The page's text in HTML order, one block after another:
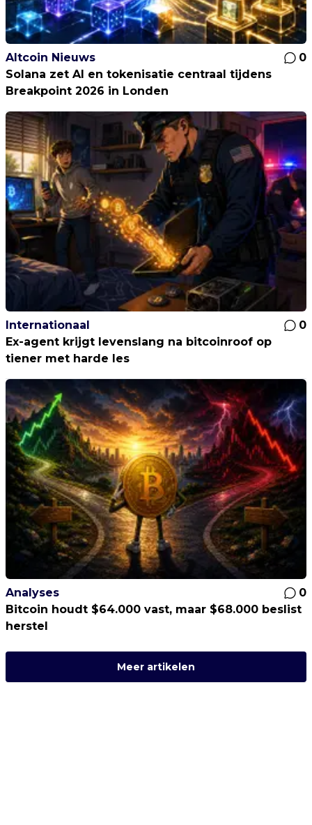
Altcoin Nieuws
0
Solana zet AI en tokenisatie centraal tijdens
Breakpoint 2026 in Londen
Internationaal
0
Ex-agent krijgt levenslang na bitcoinroof op
tiener met harde les
Analyses
0
Bitcoin houdt $64.000 vast, maar $68.000 beslist
herstel
Meer artikelen